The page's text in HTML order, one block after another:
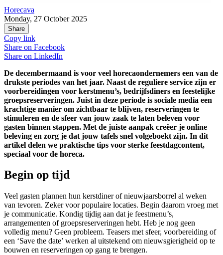
Horecava
Monday, 27 October 2025
Share
Copy link
Share on Facebook
Share on LinkedIn
De decembermaand is voor veel horecaondernemers een van de
drukste periodes van het jaar. Naast de reguliere service zijn er
voorbereidingen voor kerstmenu’s, bedrijfsdiners en feestelijke
groepsreserveringen. Juist in deze periode is sociale media een
krachtige manier om zichtbaar te blijven, reserveringen te
stimuleren en de sfeer van jouw zaak te laten beleven voor
gasten binnen stappen. Met de juiste aanpak creëer je online
beleving en zorg je dat jouw tafels snel volgeboekt zijn. In dit
artikel delen we praktische tips voor sterke feestdagcontent,
speciaal voor de horeca.
Begin op tijd
Veel gasten plannen hun kerstdiner of nieuwjaarsborrel al weken
van tevoren. Zeker voor populaire locaties. Begin daarom vroeg met
je communicatie. Kondig tijdig aan dat je feestmenu’s,
arrangementen of groepsreserveringen hebt. Heb je nog geen
volledig menu? Geen probleem. Teasers met sfeer, voorbereiding of
een ‘Save the date’ werken al uitstekend om nieuwsgierigheid op te
bouwen en reserveringen op gang te brengen.